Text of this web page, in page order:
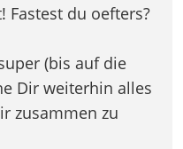
Fastest du oefters?
(bis auf die
Dir weiterhin alles
zusammen zu